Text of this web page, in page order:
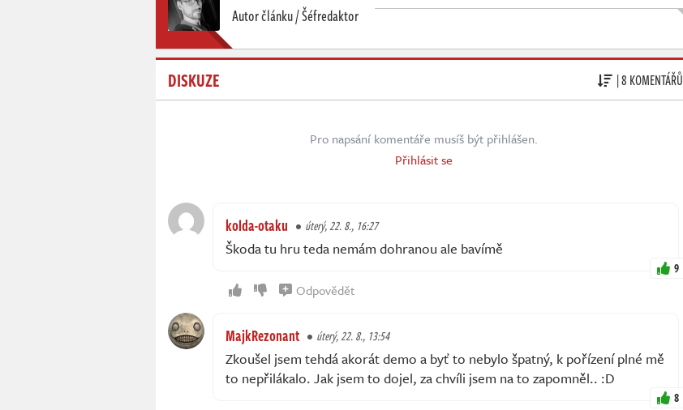
Autor článku / Šéfredaktor
DISKUZE | 8 KOMENTÁŘŮ
Pro napsání komentáře musíš být přihlášen.
Přihlásit se
kolda-otaku úterý, 22. 8., 16:27
Škoda tu hru teda nemám dohranou ale bavímě
9
Odpovědět
MajkRezonant úterý, 22. 8., 13:54
Zkoušel jsem tehdá akorát demo a byť to nebylo špatný, k pořízení plné mě
to nepřilákalo. Jak jsem to dojel, za chvíli jsem na to zapomněl.. :D
8